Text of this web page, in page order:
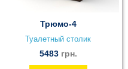
Трюмо-4
Туалетный столик
5483 грн.